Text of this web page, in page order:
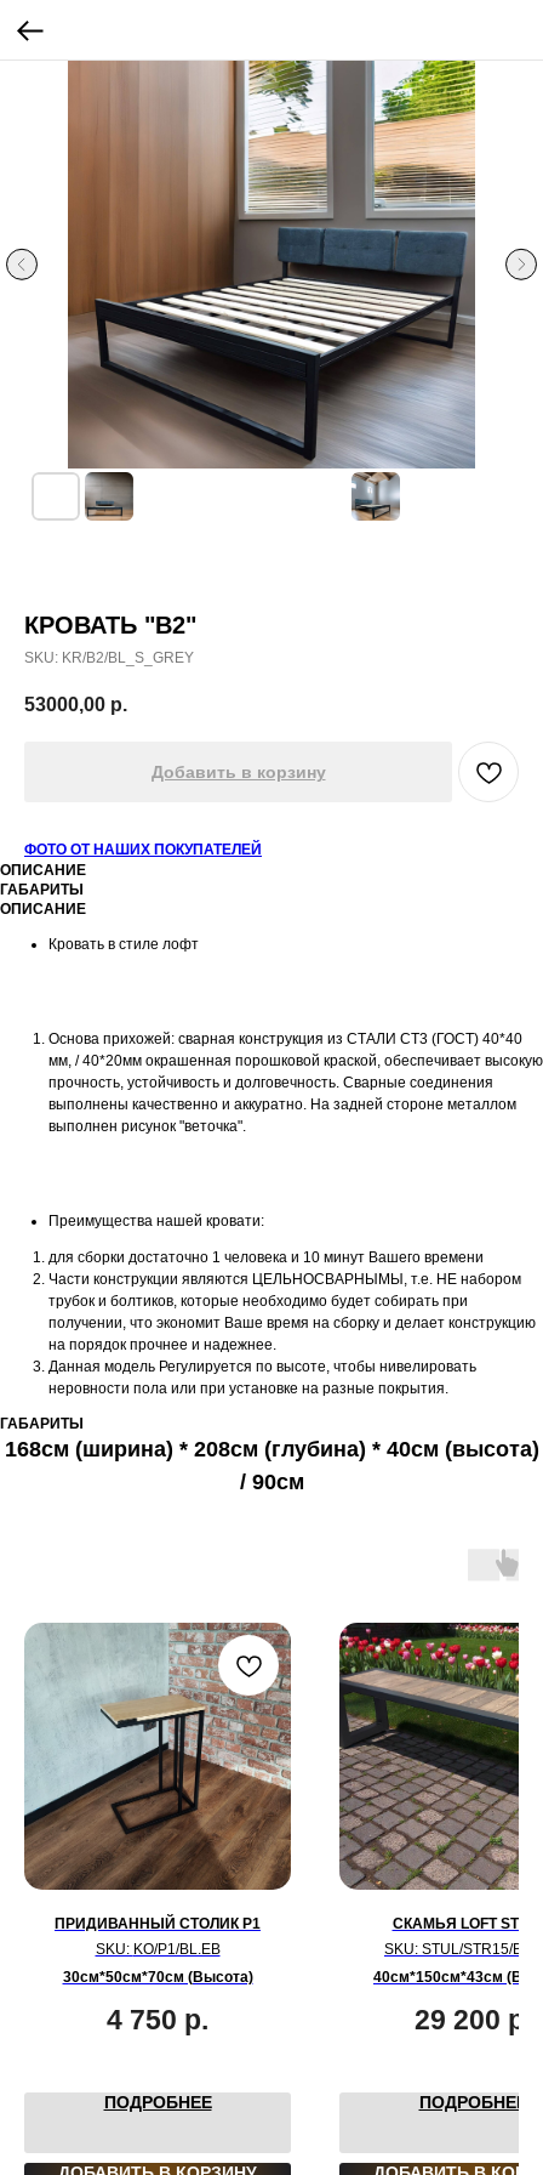
КРОВАТЬ "B2"
SKU: KR/B2/BL_S_GREY
53000,00 р.
Добавить в корзину
ФОТО ОТ НАШИХ ПОКУПАТЕЛЕЙ
ОПИСАНИЕ
ГАБАРИТЫ
ОПИСАНИЕ
Кровать в стиле лофт
Основа прихожей: сварная конструкция из СТАЛИ СТ3 (ГОСТ) 40*40
мм, / 40*20мм окрашенная порошковой краской, обеспечивает высокую
прочность, устойчивость и долговечность. Сварные соединения
выполнены качественно и аккуратно. На задней стороне металлом
выполнен рисунок "веточка".
Преимущества нашей кровати:
для сборки достаточно 1 человека и 10 минут Вашего времени
Части конструкции являются ЦЕЛЬНОСВАРНЫМЫ, т.е. НЕ набором
трубок и болтиков, которые необходимо будет собирать при
получении, что экономит Ваше время на сборку и делает конструкцию
на порядок прочнее и надежнее.
Данная модель Регулируется по высоте, чтобы нивелировать
неровности пола или при установке на разные покрытия.
ГАБАРИТЫ
168см (ширина) * 208см (глубина) * 40см (высота)
/ 90см
ПРИДИВАННЫЙ СТОЛИК P1
SKU: KO/P1/BL.EB
30см*50см*70см (Высота)
4 750 р.
ПОДРОБНЕЕ
СКАМЬЯ LOFT STR
SKU: STUL/STR15/
40см*150см*43см
29 200 р.
ПОДРОБНЕЕ